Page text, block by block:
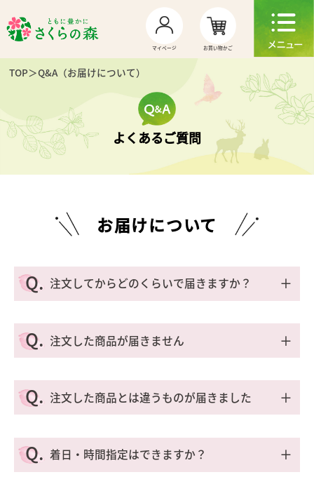
マイページ お買い物かご
TOP＞Q&A（お届けについて）
よくあるご質問
お届けについて
Q. 注文してからどのくらいで届きますか？ ＋
A. お住まいの地域により異なりますが、商品は発送
から4〜5日でお届けいたします。
クレジット決済の場合は、利用承認後の発送とな
ります。
商品をご注文いただいてから1週間以上経っても
商品が届かない場合は、お手数をおかけいたしま
すが、お電話もしくはお問い合わせフォームより
ご連絡ください。
Q. 注文した商品が届きません ＋
A. ご注文状況をお調べいたしますので、お手数をお
かけいたしますが、お電話・お問い合わせフォー
ムよりご連絡ください。
Q. 注文した商品とは違うものが届きました ＋
A. お手数をおかけいたしますが、お電話・お問い合
わせフォームよりご連絡ください。万一、弊社の
不手際によりお申込みの商品と異なるものが届い
Q. 着日・時間指定はできますか？ ＋